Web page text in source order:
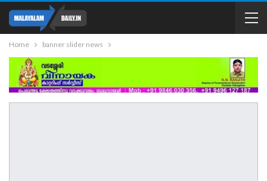
Home banner slider news